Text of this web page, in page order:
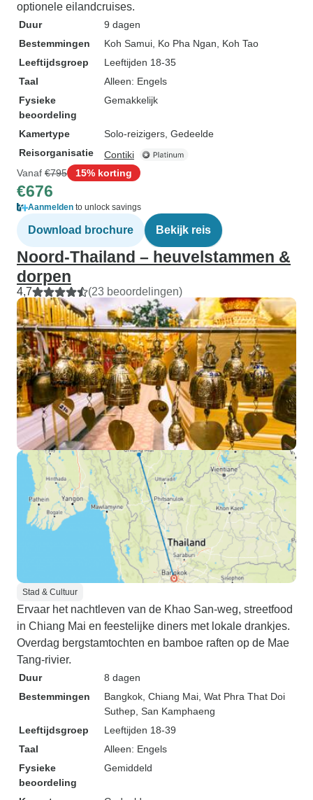
optionele eilandcruises.
Duur
9 dagen
Bestemmingen
Koh Samui , Ko Pha Ngan , Koh Tao
Leeftijdsgroep
Leeftijden 18-35
Taal
Alleen: Engels
Fysieke
beoordeling
Gemakkelijk
Kamertype
Solo-reizigers, Gedeelde
Reisorganisatie
Contiki
Vanaf €795 15% korting
€676
Aanmelden to unlock savings
Download brochure Bekijk reis
Noord-Thailand – heuvelstammen &
dorpen
4,7 (23 beoordelingen)
Stad & Cultuur
Ervaar het nachtleven van de Khao San-weg, streetfood
in Chiang Mai en feestelijke diners met lokale drankjes.
Overdag bergstamtochten en bamboe raften op de Mae
Tang-rivier.
Duur
8 dagen
Bestemmingen
Bangkok , Chiang Mai , Wat Phra That Doi
Suthep , San Kamphaeng
Leeftijdsgroep
Leeftijden 18-39
Taal
Alleen: Engels
Fysieke
beoordeling
Gemiddeld